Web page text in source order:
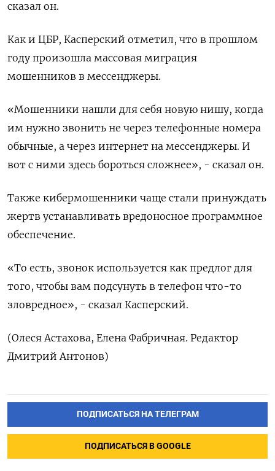
сказал он.
Как и ЦБР, Касперский отметил, что в прошлом
году произошла массовая миграция
мошенников в мессенджеры.
«Мошенники нашли для себя новую нишу, когда
им нужно звонить не через телефонные номера
обычные, а через интернет на мессенджеры. И
вот с ними здесь бороться сложнее», - сказал он.
Также кибермошенники чаще стали принуждать
жертв устанавливать вредоносное программное
обеспечение.
«То есть, звонок используется как предлог для
того, чтобы вам подсунуть в телефон что-то
зловредное», - сказал Касперский.
(Олеся Астахова, Елена Фабричная. Редактор
Дмитрий Антонов)
ПОДПИСАТЬСЯ НА ТЕЛЕГРАМ
ПОДПИСАТЬСЯ В GOOGLE